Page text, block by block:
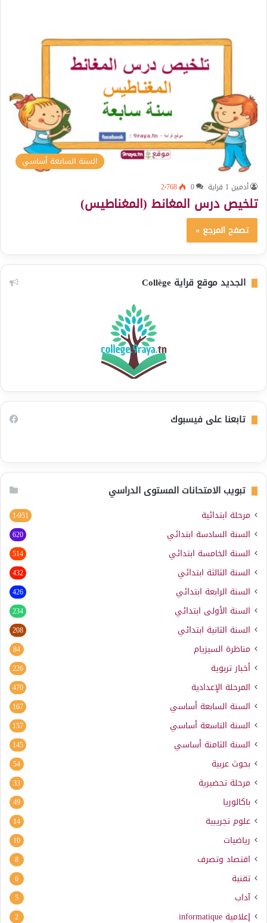
السنة السابعة أساسي
أدمين 1 قراية 0 2٬768
تلخيص درس المغانط (المغناطيس)
تصفح المرجع »
الجديد موقع قراية Collège
تابعنا على فيسبوك
تبويب الامتحانات المستوى الدراسي
مرحلة ابتدائية 1٬951
السنة السادسة ابتدائي 620
السنة الخامسة ابتدائي 514
السنة الثالثة ابتدائي 432
السنة الرابعة ابتدائي 426
السنة الأولى ابتدائي 234
السنة الثانية ابتدائي 208
مناظرة السيزيام 84
أخبار تربوية 226
المرحلة الإعدادية 470
السنة السابعة أساسي 167
السنة التاسعة أساسي 157
السنة الثامنة أساسي 145
بحوث عربية 54
مرحلة تحضيرية 33
باكالوريا 49
علوم تجريبية 14
رياضيات 10
اقتصاد وتصرف 8
تقنية 6
آداب 5
إعلامية informatique
2